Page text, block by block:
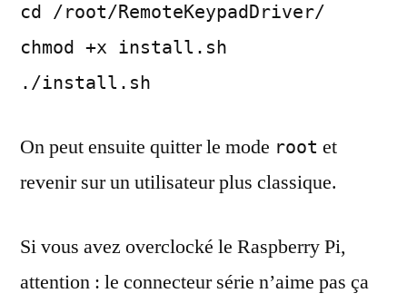
cd /root/RemoteKeypadDriver/
chmod +x install.sh
./install.sh
On peut ensuite quitter le mode root et
revenir sur un utilisateur plus classique.
Si vous avez overclocké le Raspberry Pi,
attention : le connecteur série n’aime pas ça